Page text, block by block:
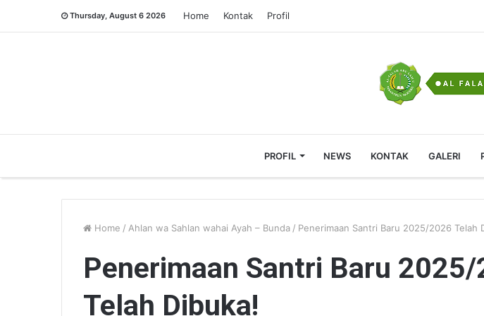
Thursday, August 6 2026 Home Kontak Profil
PROFIL NEWS KONTAK GALERI
Home / Ahlan wa Sahlan wahai Ayah – Bunda / Penerimaan Santri Baru 2025/2026 Telah
Penerimaan Santri Baru
Telah Dibuka!